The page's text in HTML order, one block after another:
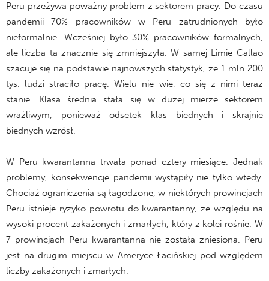
Peru przeżywa poważny problem z sektorem pracy. Do czasu
pandemii 70% pracowników w Peru zatrudnionych było
nieformalnie. Wcześniej było 30% pracowników formalnych,
ale liczba ta znacznie się zmniejszyła. W samej Limie-Callao
szacuje się na podstawie najnowszych statystyk, że 1 mln 200
tys. ludzi straciło pracę. Wielu nie wie, co się z nimi teraz
stanie. Klasa średnia stała się w dużej mierze sektorem
wrażliwym, ponieważ odsetek klas biednych i skrajnie
biednych wzrósł.
W Peru kwarantanna trwała ponad cztery miesiące. Jednak
problemy, konsekwencje pandemii wystąpiły nie tylko wtedy.
Chociaż ograniczenia są łagodzone, w niektórych prowincjach
Peru istnieje ryzyko powrotu do kwarantanny, ze względu na
wysoki procent zakażonych i zmarłych, który z kolei rośnie. W
7 prowincjach Peru kwarantanna nie została zniesiona. Peru
jest na drugim miejscu w Ameryce Łacińskiej pod względem
liczby zakażonych i zmarłych.